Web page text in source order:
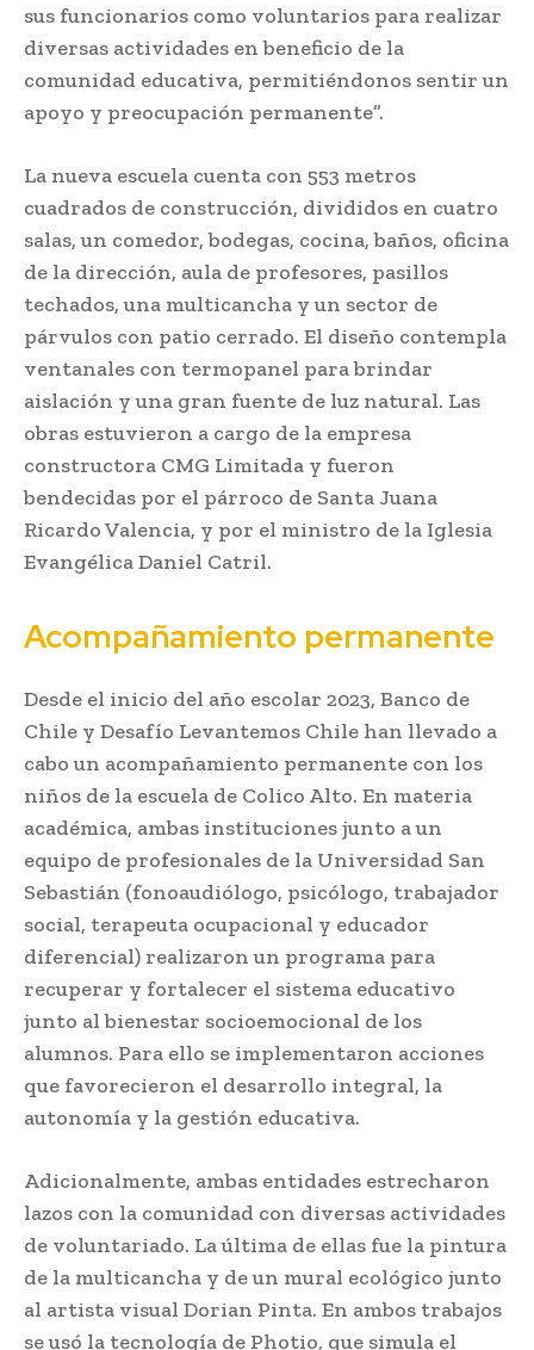
sus funcionarios como voluntarios para realizar
diversas actividades en beneficio de la
comunidad educativa, permitiéndonos sentir un
apoyo y preocupación permanente”.
La nueva escuela cuenta con 553 metros
cuadrados de construcción, divididos en cuatro
salas, un comedor, bodegas, cocina, baños, oficina
de la dirección, aula de profesores, pasillos
techados, una multicancha y un sector de
párvulos con patio cerrado. El diseño contempla
ventanales con termopanel para brindar
aislación y una gran fuente de luz natural. Las
obras estuvieron a cargo de la empresa
constructora CMG Limitada y fueron
bendecidas por el párroco de Santa Juana
Ricardo Valencia, y por el ministro de la Iglesia
Evangélica Daniel Catril.
Acompañamiento permanente
Desde el inicio del año escolar 2023, Banco de
Chile y Desafío Levantemos Chile han llevado a
cabo un acompañamiento permanente con los
niños de la escuela de Colico Alto. En materia
académica, ambas instituciones junto a un
equipo de profesionales de la Universidad San
Sebastián (fonoaudiólogo, psicólogo, trabajador
social, terapeuta ocupacional y educador
diferencial) realizaron un programa para
recuperar y fortalecer el sistema educativo
junto al bienestar socioemocional de los
alumnos. Para ello se implementaron acciones
que favorecieron el desarrollo integral, la
autonomía y la gestión educativa.
Adicionalmente, ambas entidades estrecharon
lazos con la comunidad con diversas actividades
de voluntariado. La última de ellas fue la pintura
de la multicancha y de un mural ecológico junto
al artista visual Dorian Pinta. En ambos trabajos
se usó la tecnología de Photio, que simula el